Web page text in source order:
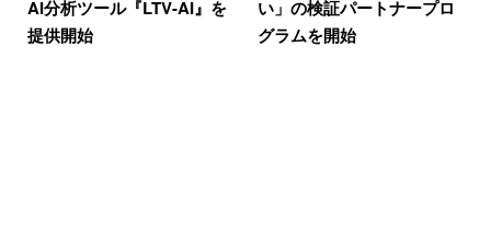
AI分析ツール『LTV-AI』を
提供開始
い」の検証パートナープロ
グラムを開始